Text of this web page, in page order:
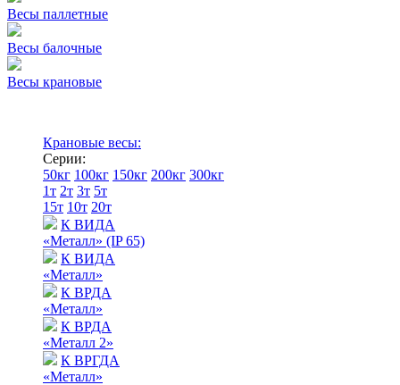
Весы паллетные
Весы балочные
Весы крановые
Крановые весы:
Серии:
50кг 100кг 150кг 200кг 300кг
1т 2т 3т 5т
15т 10т 20т
К ВИДА
«Металл» (IP 65)
К ВИДА
«Металл»
К ВРДА
«Металл»
К ВРДА
«Металл 2»
К ВРГДА
«Металл»